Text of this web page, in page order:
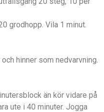
grodhopp. Vila 1 minut.
hinner som nedvarvning.
än kör vidare på
ute i 40 minuter. Jogga